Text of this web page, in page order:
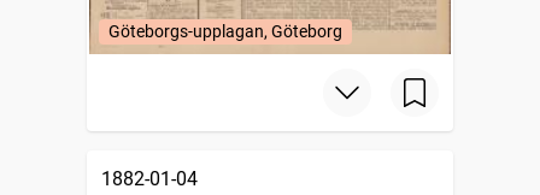
Göteborgs-upplagan, Göteborg
1882-01-04